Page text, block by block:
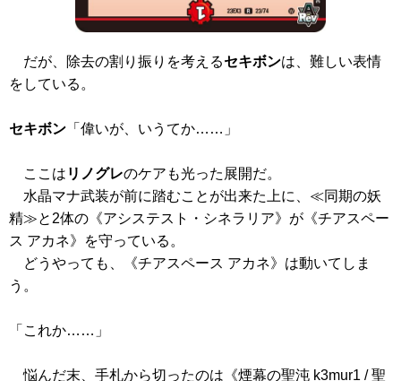
だが、除去の割り振りを考えるセキボンは、難しい表情
をしている。
セキボン 「偉いが、いうてか……」
ここは リノグレのケアも光った展開だ。
水晶マナ武装が前に踏むことが出来た上に、≪同期の妖
精≫と2体の 《アシステスト・シネラリア》 が 《チアスペー
ス アカネ》
を守っている。
どうやっても、
《チアスペース アカネ》 は動いてしま
う。
「これか……」
悩んだ末、手札から切ったのは 《煙幕の聖沌 k3mur1 / 聖